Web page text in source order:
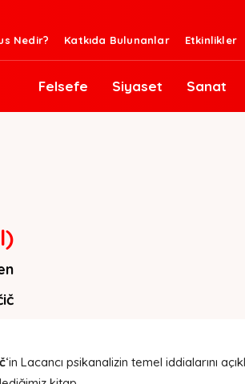
Nedir? Katkıda Bulunanlar Etkinlikler
Felsefe Siyaset Sanat
‘in Lacancı psikanalizin temel iddialarını